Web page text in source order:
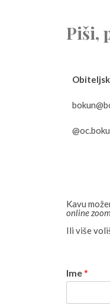
Piši,
Kavu
online
Ili više
Ime*